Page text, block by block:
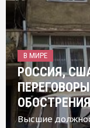
В МИРЕ
РОССИЯ,
Высшие